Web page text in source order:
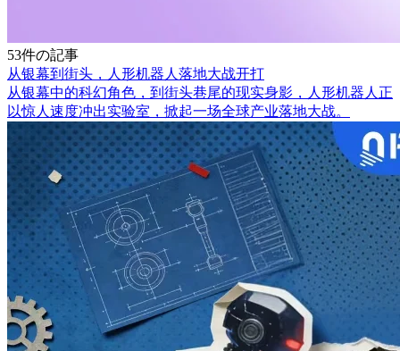
53件の記事
从银幕到街头，人形机器人落地大战开打
从银幕中的科幻角色，到街头巷尾的现实身影，人形机器人正
以惊人速度冲出实验室，掀起一场全球产业落地大战。